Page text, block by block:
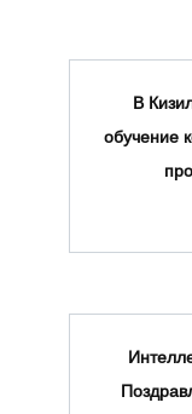
В
обучение